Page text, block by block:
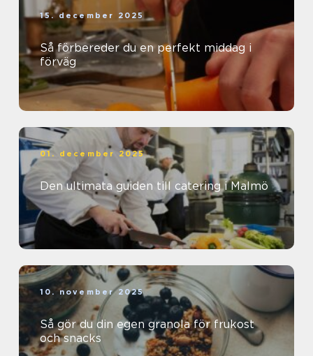
15. december 2025
Så förbereder du en perfekt middag i
förväg
01. december 2025
Den ultimata guiden till catering i Malmö
10. november 2025
Så gör du din egen granola för frukost
och snacks